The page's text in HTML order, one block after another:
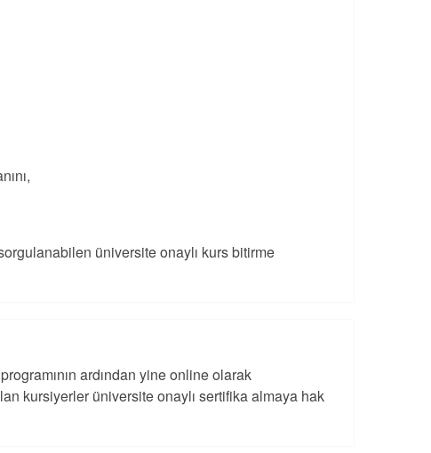
üniversite onaylı kurs bitirme
ardından yine online olarak
kursiyerler üniversite onaylı sertifika almaya hak